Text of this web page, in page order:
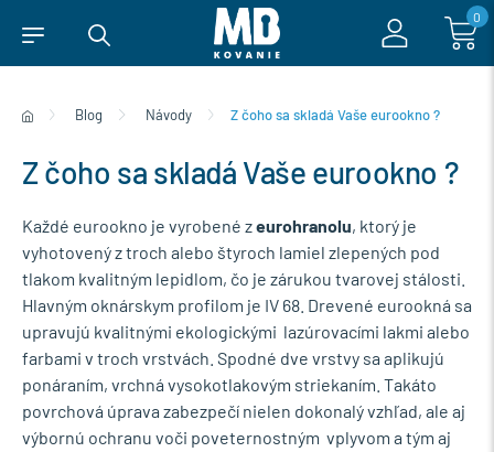
0
Blog Návody Z čoho sa skladá Vaše eurookno ?
Z čoho sa skladá Vaše eurookno ?
Každé eurookno je vyrobené zeurohranolu, ktorý je
vyhotovený z troch alebo štyroch lamiel zlepených pod
tlakom kvalitným lepidlom, čo je zárukou tvarovej stálosti.
Hlavným oknárskym profilom je IV 68. Drevené eurookná sa
upravujú kvalitnými ekologickými lazúrovacími lakmi alebo
farbami v troch vrstvách. Spodné dve vrstvy sa aplikujú
ponáraním, vrchná vysokotlakovým striekaním. Takáto
povrchová úprava zabezpečí nielen dokonalý vzhľad, ale aj
výbornú ochranu voči poveternostným vplyvom a tým aj